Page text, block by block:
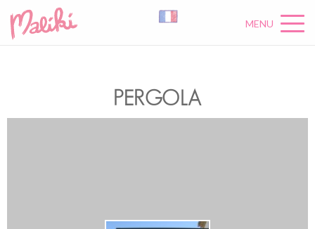
MENU
PERGOLA